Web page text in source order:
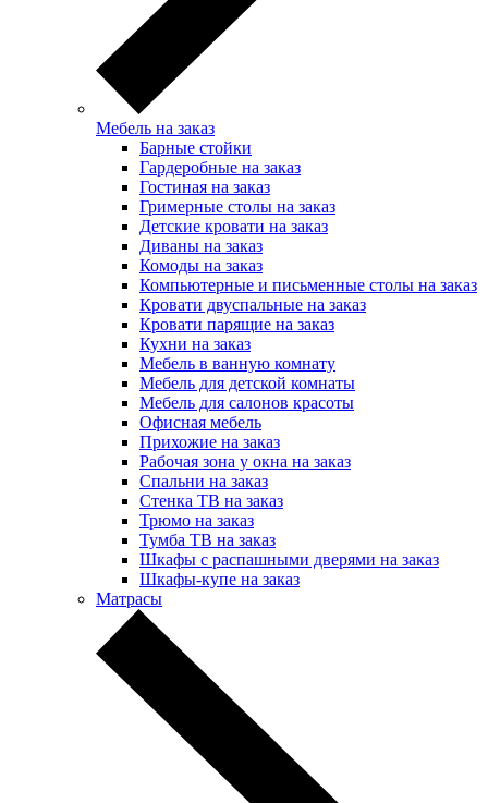
Мебель на заказ
Барные стойки
Гардеробные на заказ
Гостиная на заказ
Гримерные столы на заказ
Детские кровати на заказ
Диваны на заказ
Комоды на заказ
Компьютерные и письменные столы на заказ
Кровати двуспальные на заказ
Кровати парящие на заказ
Кухни на заказ
Мебель в ванную комнату
Мебель для детской комнаты
Мебель для салонов красоты
Офисная мебель
Прихожие на заказ
Рабочая зона у окна на заказ
Спальни на заказ
Стенка ТВ на заказ
Трюмо на заказ
Тумба ТВ на заказ
Шкафы с распашными дверями на заказ
Шкафы-купе на заказ
Матрасы